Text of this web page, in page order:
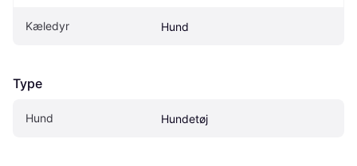
Kæledyr Hund
Type
Hund Hundetøj